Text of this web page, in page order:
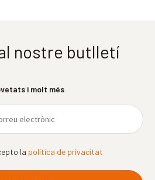
nostre butlletí
i molt més
la política de privacitat